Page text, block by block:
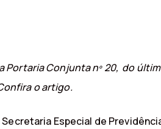
PortariaConjunta nº 20, do
o artigo.
Especial de